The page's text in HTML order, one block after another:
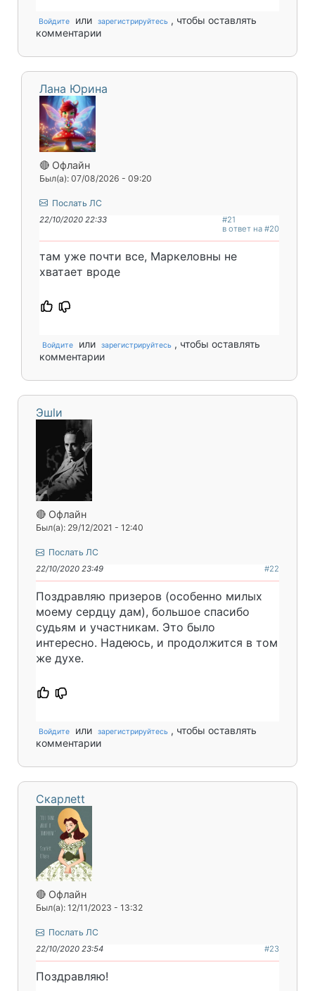
Войдите или зарегистрируйтесь , чтобы оставлять
комментарии
Лана Юрина
🔴 Офлайн
Был(а): 07/08/2026 - 09:20
Послать ЛС
22/10/2020 22:33
#21
в ответ на #20
там уже почти все, Маркеловны не
хватает вроде
Войдите или зарегистрируйтесь , чтобы оставлять
комментарии
Эшlи
🔴 Офлайн
Был(а): 29/12/2021 - 12:40
Послать ЛС
22/10/2020 23:49 #22
Поздравляю призеров (особенно милых
моему сердцу дам), большое спасибо
судьям и участникам. Это было
интересно. Надеюсь, и продолжится в том
же духе.
Войдите или зарегистрируйтесь , чтобы оставлять
комментарии
Скарлеtt
🔴 Офлайн
Был(а): 12/11/2023 - 13:32
Послать ЛС
22/10/2020 23:54 #23
Поздравляю!